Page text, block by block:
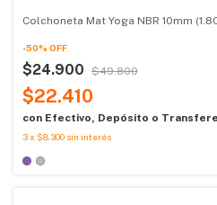
Colchoneta Mat Yoga NBR 10mm
-50% OFF
$24.900 $49.800
$22.410
con Efectivo, Depósito o
3x $8.300 sin interés